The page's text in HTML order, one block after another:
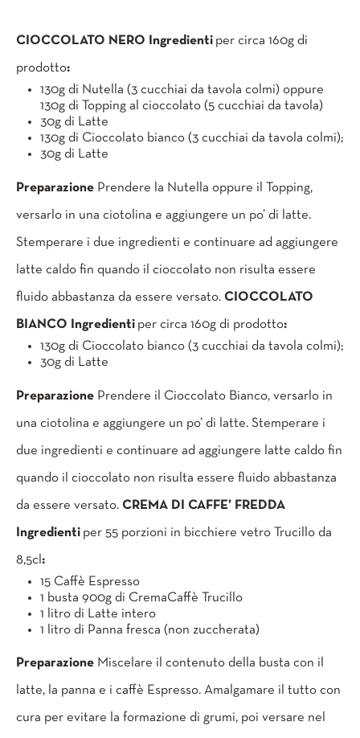
CIOCCOLATO NERO Ingredienti per circa 160g di
prodotto:
130g di Nutella (3 cucchiai da tavola colmi) oppure
130g di Topping al cioccolato (5 cucchiai da tavola)
30g di Latte
130g di Cioccolato bianco (3 cucchiai da tavola colmi);
30g di Latte
Preparazione Prendere la Nutella oppure il Topping,
versarlo in una ciotolina e aggiungere un po’ di latte.
Stemperare i due ingredienti e continuare ad aggiungere
latte caldo fin quando il cioccolato non risulta essere
fluido abbastanza da essere versato. CIOCCOLATO
BIANCO Ingredienti per circa 160g di prodotto:
130g di Cioccolato bianco (3 cucchiai da tavola colmi);
30g di Latte
Preparazione Prendere il Cioccolato Bianco, versarlo in
una ciotolina e aggiungere un po’ di latte. Stemperare i
due ingredienti e continuare ad aggiungere latte caldo fin
quando il cioccolato non risulta essere fluido abbastanza
da essere versato. CREMA DI CAFFE’ FREDDA
Ingredienti per 55 porzioni in bicchiere vetro Trucillo da
8,5cl :
15 Caffè Espresso
1 busta 900g di CremaCaffè Trucillo
1 litro di Latte intero
1 litro di Panna fresca (non zuccherata)
Preparazione Miscelare il contenuto della busta con il
latte, la panna e i caffè Espresso. Amalgamare il tutto con
cura per evitare la formazione di grumi, poi versare nel